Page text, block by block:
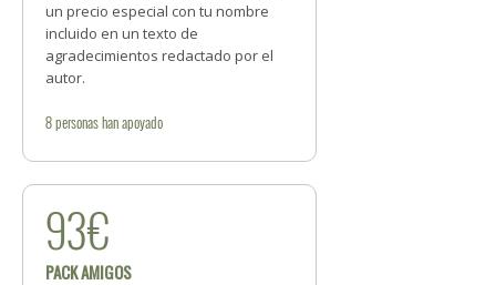
un precio especial con tu nombre
incluido en un texto de
agradecimientos redactado por el
autor.
8personashan apoyado
93€
PACK AMIGOS